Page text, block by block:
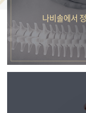
나비솔에서